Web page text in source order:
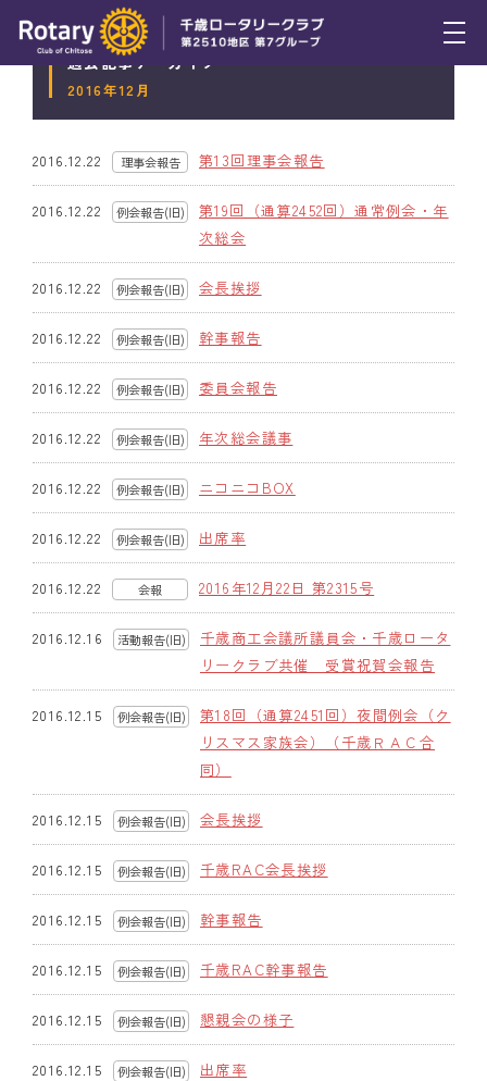
トピックス
活動報告
スケジュール
年間プログラム
木曜会
組織図
クラブのあゆみ
クラブの歴史
歴代会長・幹事
例会場・事務局の案内
情報公開
入会のご案内
過去記事アーカイブ
2016年12月
2016.12.22
理事会報告
(旧)
第13回理事会報告
2016.12.22 例会報告(旧)
第19回（通算2452回）通常例会・年
次総会
2016.12.22 例会報告(旧) 会長挨拶
2016.12.22 例会報告(旧) 幹事報告
2016.12.22 例会報告(旧) 委員会報告
2016.12.22 例会報告(旧) 年次総会議事
2016.12.22 例会報告(旧) ニコニコBOX
2016.12.22 例会報告(旧) 出席率
2016.12.22 会報 2016年12月22日 第2315号
2016.12.16 活動報告(旧)
千歳商工会議所議員会・千歳ロータ
リークラブ共催 受賞祝賀会報告
2016.12.15 例会報告(旧)
第18回（通算2451回）夜間例会（ク
リスマス家族会）（千歳ＲＡＣ合
同）
2016.12.15 例会報告(旧) 会長挨拶
2016.12.15 例会報告(旧) 千歳RAC会長挨拶
2016.12.15 例会報告(旧) 幹事報告
2016.12.15 例会報告(旧) 千歳RAC幹事報告
2016.12.15 例会報告(旧) 懇親会の様子
2016.12.15 例会報告(旧) 出席率